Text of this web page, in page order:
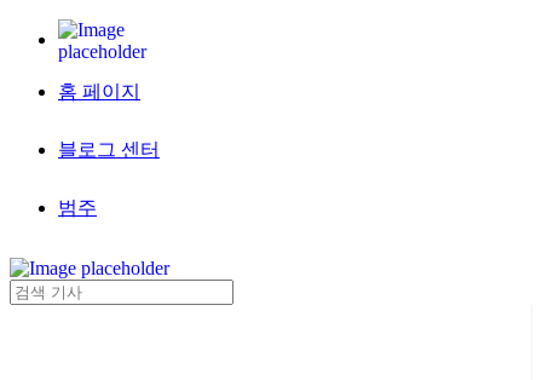
홈 페이지
블로그 센터
범주